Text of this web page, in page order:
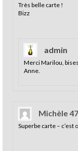
Très belle carte !
Bizz
admin
Merci Marilou,
Anne.
Michèle 47
Superbe carte – c’est